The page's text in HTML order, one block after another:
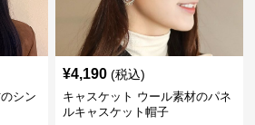
シン
¥4,190 (税込)
キャスケット ウール素材のパネ
ルキャスケット帽子